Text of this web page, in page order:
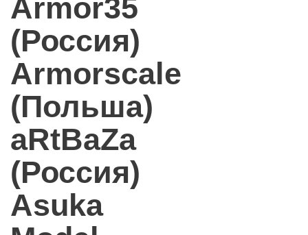
Armor35
(Россия)
Armorscale
(Польша)
aRtBaZa
(Россия)
Asuka